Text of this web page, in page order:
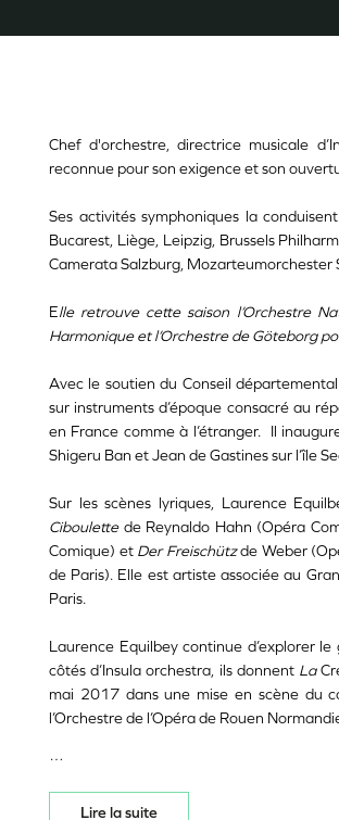
Chef d'orchestre, directrice musicale
reconnue pour son exigence et son
Ses activités symphoniques la
Bucarest, Liège, Leipzig, Brussels
Camerata Salzburg, Mozarteumorchester
Elle retrouve cette saison l’Orchestre
Harmonique et l’Orchestre de Göteborg
Avec le soutien du Conseil
sur instruments d’époque consacré au
en France comme à l’étranger. Il
Shigeru Ban et Jean de Gastines sur l’île
Sur les scènes lyriques, Laurence
Ciboulettede Reynaldo Hahn (Opéra
Comique) et DerFreischützde Weber
de Paris). Elle est artiste associée au
Paris.
Laurence Equilbey continue d’explorer
côtés d’Insula orchestra, ils donnent La
mai 2017 dans une mise en scène du
l’Orchestre de l’Opéra de Rouen
…
Lire la suite